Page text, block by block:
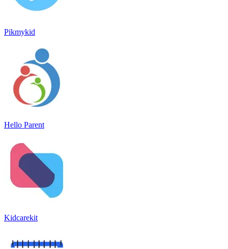
Pikmykid
Hello Parent
Kidcarekit